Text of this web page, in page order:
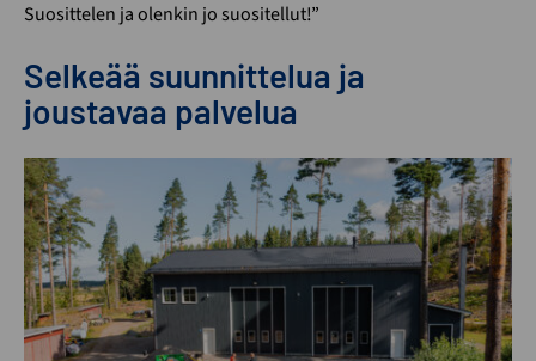
Suosittelen ja olenkin jo suositellut!”
Selkeää suunnittelua ja
joustavaa palvelua